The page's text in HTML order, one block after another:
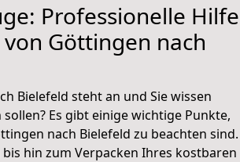
Professionelle Hilfe
Göttingen nach
Bielefeld steht an und Sie wissen
Es gibt einige wichtige Punkte,
nach Bielefeld zu beachten sind.
hin zum Verpacken Ihres kostbaren